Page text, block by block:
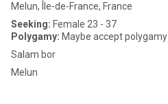
Melun, Île-de-France, France
Seeking: Female 23 - 37
Polygamy: Maybe accept polygamy
Salam bor
Melun